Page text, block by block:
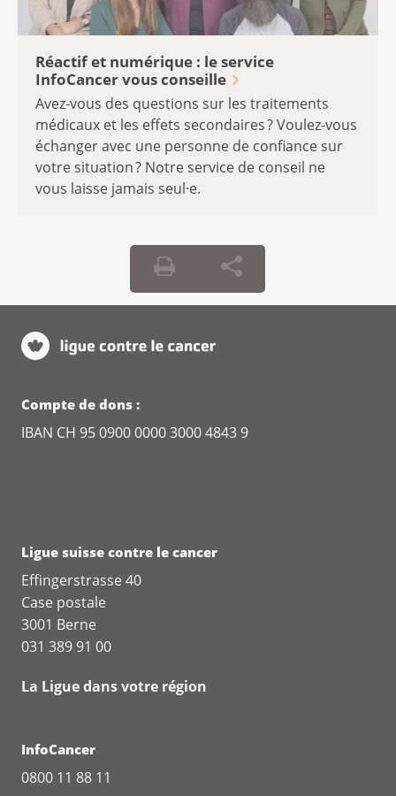
Réactif et numérique : le service
InfoCancer vous conseille
Avez-vous des questions sur les traitements
médicaux et les effets secondaires ? Voulez-vous
échanger avec une personne de confiance sur
votre situation ? Notre service de conseil ne
vous laisse jamais seul·e.
Compte de dons :
IBAN CH 95 0900 0000 3000 4843 9
Ligue suisse contre le cancer
Effingerstrasse 40
Case postale
3001 Berne
031 389 91 00
La Ligue dans votre région
InfoCancer
0800 11 88 11